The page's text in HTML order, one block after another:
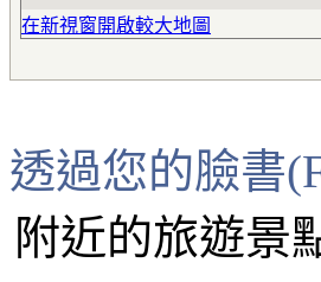
在新視窗開啟較大地圖
透過您的臉書
附近的旅遊景